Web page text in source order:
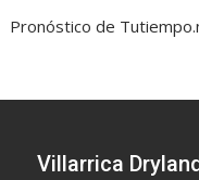
Pronóstico de
Villarrica